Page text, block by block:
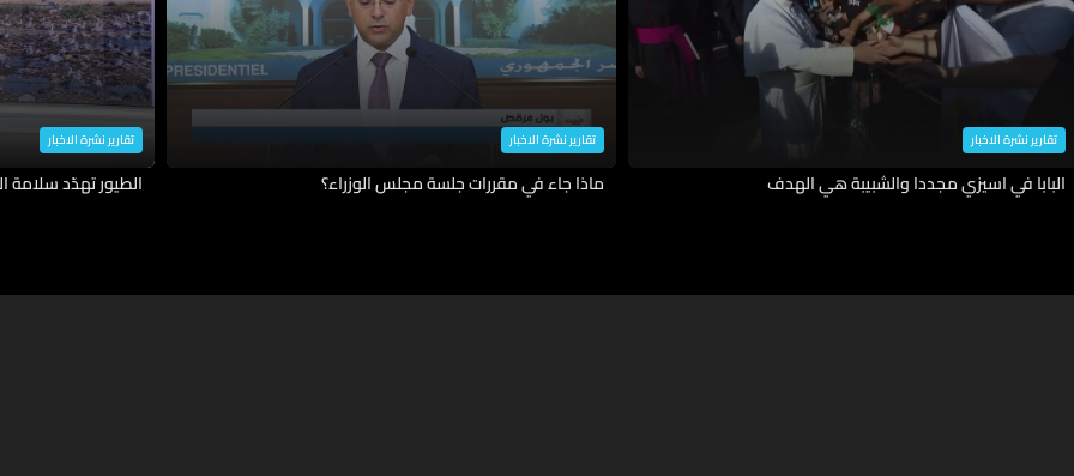
تقارير نشرة الاخبار
البابا في اسيزي مجددا والشبيبة هي الهدف
تقارير نشرة الاخبار
ماذا جاء في مقررات جلسة مجلس الوزراء؟
تقارير نشرة الاخبار
الطيور تهدّد سلامة